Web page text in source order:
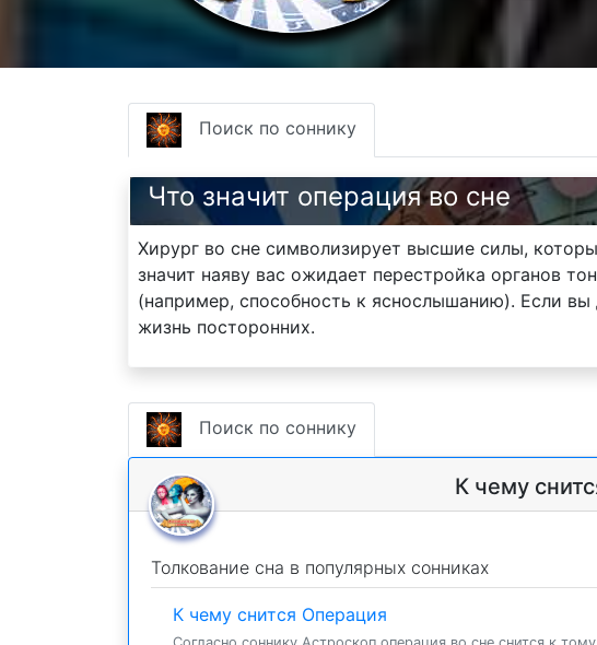
Поиск по соннику
Что значит операция во сне
Хирург во сне символизирует высшие силы,
значит наяву вас ожидает перестройка органов
(например, способность к яснослышанию). Если
жизнь посторонних.
Поиск по соннику
К чему
Толкование сна в популярных сонниках
К чему снится Операция